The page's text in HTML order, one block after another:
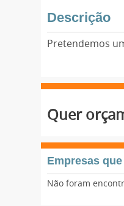
Descrição
Pretendemos
Quer
Empresas
Não foram